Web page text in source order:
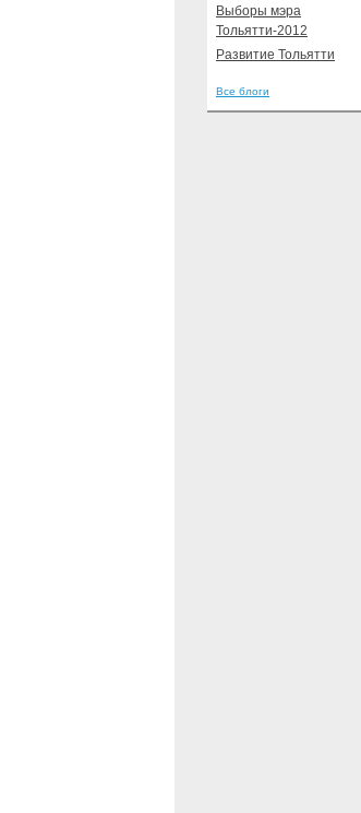
Выборы мэра
Тольятти-2012
Развитие Тольятти
Все блоги